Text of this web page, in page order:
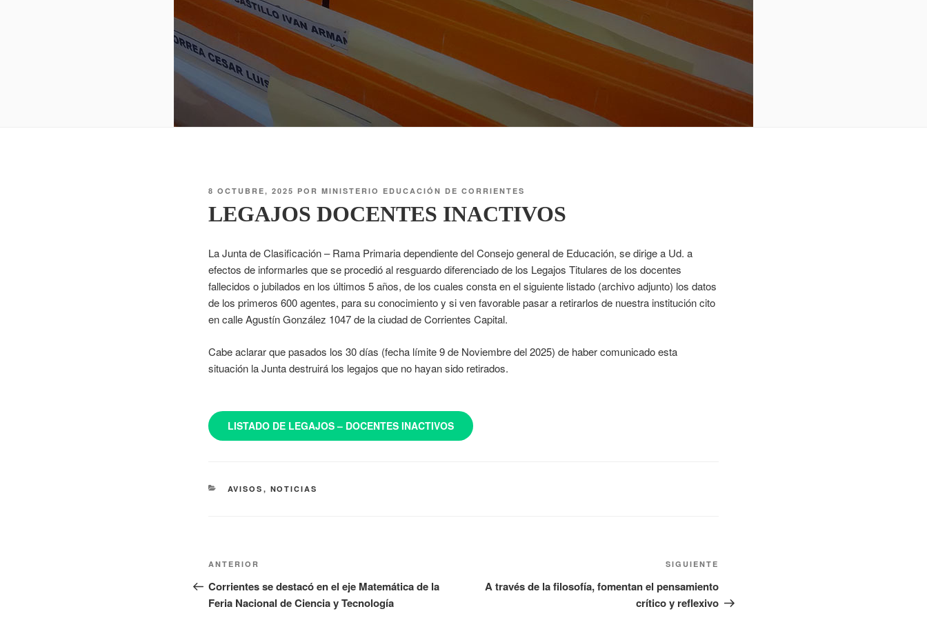
8 OCTUBRE, 2025 POR MINISTERIO EDUCACIÓN DE CORRIENTES
LEGAJOS DOCENTES INACTIVOS
La Junta de Clasificación – Rama Primaria dependiente del Consejo general de Educación, se dirige a Ud. a
efectos de informarles que se procedió al resguardo diferenciado de los Legajos Titulares de los docentes
fallecidos o jubilados en los últimos 5 años, de los cuales consta en el siguiente listado (archivo adjunto) los datos
de los primeros 600 agentes, para su conocimiento y si ven favorable pasar a retirarlos de nuestra institución cito
en calle Agustín González 1047 de la ciudad de Corrientes Capital.
Cabe aclarar que pasados los 30 días (fecha límite 9 de Noviembre del 2025) de haber comunicado esta
situación la Junta destruirá los legajos que no hayan sido retirados.
LISTADO DE LEGAJOS – DOCENTES INACTIVOS
AVISOS , NOTICIAS
ANTERIOR
Corrientes se destacó en el eje Matemática de la
Feria Nacional de Ciencia y Tecnología
SIGUIENTE
A través de la filosofía, fomentan el pensamiento
crítico y reflexivo